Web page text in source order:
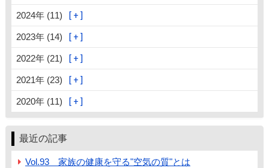
2024年 (11)
2023年 (14)
2022年 (21)
2021年 (23)
2020年 (11)
最近の記事
Vol.93 家族の健康を守る"空気の質"とは